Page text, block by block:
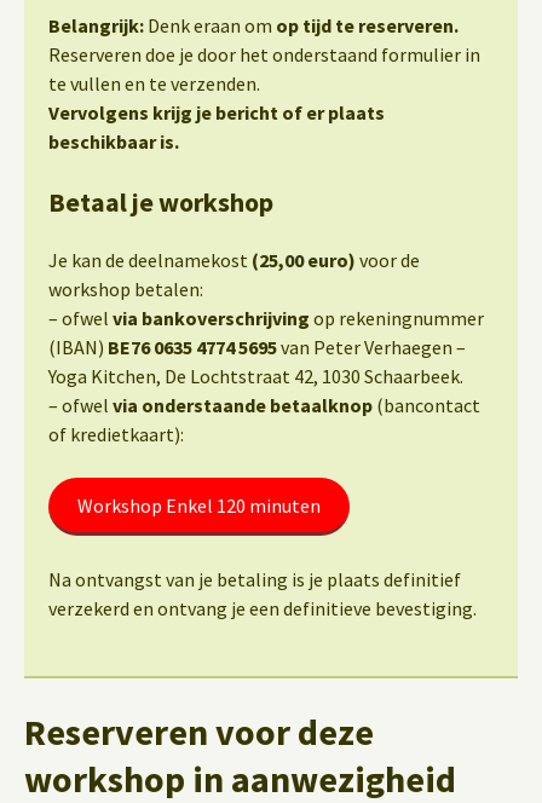
Belangrijk: Denk eraan om op tijd te reserveren.
Reserveren doe je door het onderstaand formulier in
te vullen en te verzenden.
Vervolgens krijg je bericht of er plaats
beschikbaar is.
Betaal je workshop
Je kan de deelnamekost (25,00 euro) voor de
workshop betalen:
– ofwel via bankoverschrijving op rekeningnummer
(IBAN) BE76 0635 4774 5695van Peter Verhaegen –
Yoga Kitchen, De Lochtstraat 42, 1030 Schaarbeek.
– ofwel via onderstaande betaalknop (bancontact
of kredietkaart):
Workshop Enkel 120 minuten
Na ontvangst van je betaling is je plaats definitief
verzekerd en ontvang je een definitieve bevestiging.
Reserveren voor deze
workshop in aanwezigheid